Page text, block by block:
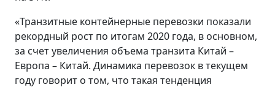
«Транзитные контейнерные перевозки показали
рекордный рост по итогам 2020 года, в основном,
за счет увеличения объема транзита Китай –
Европа – Китай. Динамика перевозок в текущем
году говорит о том, что такая тенденция